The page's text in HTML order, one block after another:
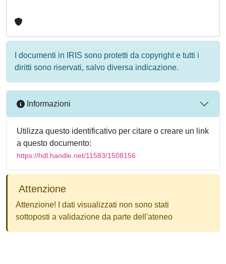
I documenti in IRIS sono protetti da copyright e tutti i
diritti sono riservati, salvo diversa indicazione.
Informazioni
Utilizza questo identificativo per citare o creare un link
a questo documento:
https://hdl.handle.net/11583/1508156
Attenzione
Attenzione! I dati visualizzati non sono stati
sottoposti a validazione da parte dell'ateneo